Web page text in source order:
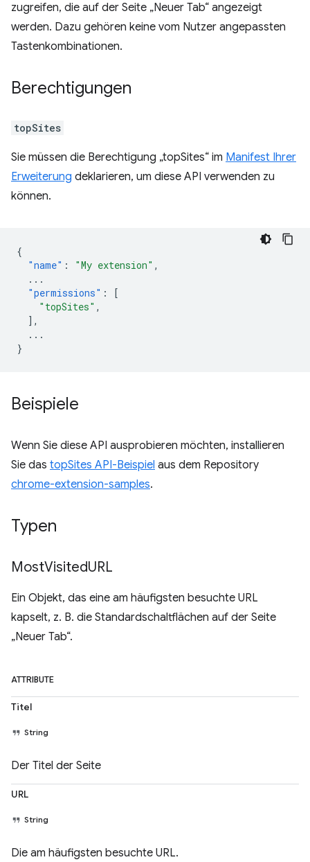
zugreifen, die auf der Seite „Neuer Tab“ angezeigt
werden. Dazu gehören keine vom Nutzer angepassten
Tastenkombinationen.
Berechtigungen
topSites
Sie müssen die Berechtigung „topSites“ im Manifest Ihrer
Erweiterung deklarieren, um diese API verwenden zu
können.
{
"name" : "My extension" ,
...
"permissions" :
[
"topSites" ,
],
...
}
Beispiele
Wenn Sie diese API ausprobieren möchten, installieren
Sie das topSites API-Beispiel aus dem Repository
chrome-extension-samples.
Typen
MostVisitedURL
Ein Objekt, das eine am häufigsten besuchte URL
kapselt, z. B. die Standardschaltflächen auf der Seite
„Neuer Tab“.
ATTRIBUTE
Titel
String
Der Titel der Seite
URL
String
Die am häufigsten besuchte URL.